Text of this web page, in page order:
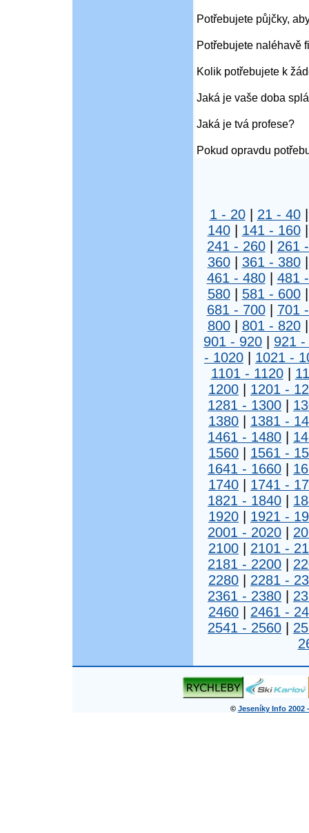
Potřebujete půjčky,
Potřebujete naléhavě
Kolik potřebujete k
Jaká je vaše doba
Jaká je tvá profese?
Pokud opravdu
1 - 20| 21 - 40
140| 141 - 160
241 - 260| 261
360| 361 - 380
461 - 480| 481
580| 581 - 600
681 - 700| 701
800| 801 - 820
901 - 920
921 -
- 1020
1021 -
1101 - 1120|
1200
1201 -
1281 - 1300
1380
1381 -
1461 - 1480
1560
1561 -
1641 - 1660
1740
1741 -
1821 - 1840
1920
1921 -
2001 - 2020
2100
2101 -
2181 - 2200
2280
2281 -
2361 - 2380
2460
2461 -
2541 - 2560
© Jeseníky Info 2002